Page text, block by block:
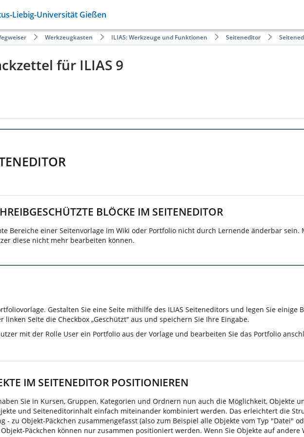
Liebig-Universität Gießen
Werkzeugkasten ILIAS: Werkzeuge und Funktionen Seiteneditor
für ILIAS 9
BLÖCKE IM SEITENEDITOR
Bereiche einer Seitenvorlage im Wiki oder Portfolio nicht durch Lernende änderbar sein.
diese nicht mehr bearbeiten können.
Gestalten Sie eine Seite mithilfe des ILIAS Seiteneditors und legen Sie einige
linken Seite die Checkbox „Geschützt“ aus und speichern Sie Ihre Eingabe.
mit der Rolle User ein Portfolio aus der Vorlage und bearbeiten Sie das Portfolio
IM SEITENEDITOR POSITIONIEREN
Sie in Kursen, Gruppen, Kategorien und Ordnern nun auch die Möglichkeit, Objekte
und Seiteneditorinhalt einfach miteinander kombiniert werden. Das erleichtert die
- zu Objekt-Päckchen zusammengefasst (also zum Beispiel alle Objekte vom Typ "Datei"
Päckchen können nur zusammen positioniert werden. Wenn Sie Objekte auf